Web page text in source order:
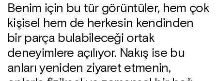
Benim için bu tür görüntüler, hem çok
kişisel hem de herkesin kendinden
bir parça bulabileceği ortak
deneyimlere açılıyor. Nakış ise bu
anları yeniden ziyaret etmenin,